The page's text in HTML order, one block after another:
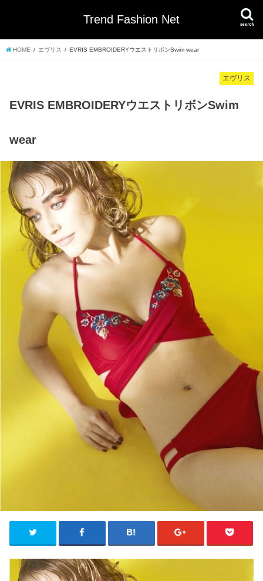
Trend Fashion Net search
HOME エヴリス EVRIS EMBROIDERYウエストリボンSwim wear
エヴリス
EVRIS EMBROIDERYウエストリボンSwim
wear